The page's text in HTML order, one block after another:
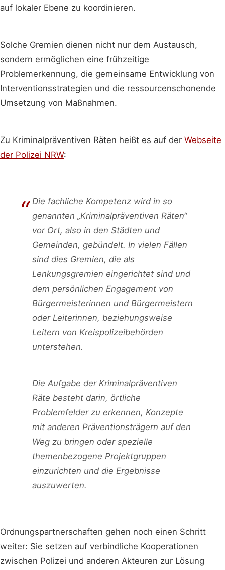
auf lokaler Ebene zu koordinieren.
Solche Gremien dienen nicht nur dem Austausch,
sondern ermöglichen eine frühzeitige
Problemerkennung, die gemeinsame Entwicklung von
Interventionsstrategien und die ressourcenschonende
Umsetzung von Maßnahmen.
Zu Kriminalpräventiven Räten heißt es auf der Webseite
der Polizei NRW:
Die fachliche Kompetenz wird in so
genannten „Kriminalpräventiven Räten“
vor Ort, also in den Städten und
Gemeinden, gebündelt. In vielen Fällen
sind dies Gremien, die als
Lenkungsgremien eingerichtet sind und
dem persönlichen Engagement von
Bürgermeisterinnen und Bürgermeistern
oder Leiterinnen, beziehungsweise
Leitern von Kreispolizeibehörden
unterstehen.
Die Aufgabe der Kriminalpräventiven
Räte besteht darin, örtliche
Problemfelder zu erkennen, Konzepte
mit anderen Präventionsträgern auf den
Weg zu bringen oder spezielle
themenbezogene Projektgruppen
einzurichten und die Ergebnisse
auszuwerten.
Ordnungspartnerschaften gehen noch einen Schritt
weiter: Sie setzen auf verbindliche Kooperationen
zwischen Polizei und anderen Akteuren zur Lösung